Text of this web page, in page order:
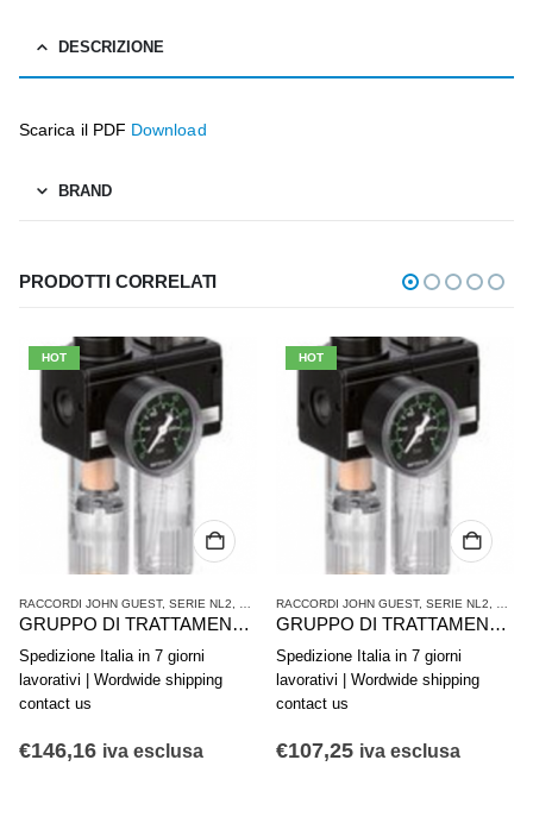
DESCRIZIONE
Scarica il PDF Download
BRAND
PRODOTTI CORRELATI
ARIA COMPRESSA
HOT
RACCORDI JOHN GUEST, SERIE NL2 TRATTAMENTO ARIA COMPRESSA
GRUPPO DI TRATTAMENTO ARIA IN 2 PARTI AVENTICS SERIE NL2-ACD 0821300433
Spedizione Italia in 7 giorni
lavorativi | Wordwide shipping
contact us
€146,16 iva esclusa
HOT
RACCORDI JOHN GUEST, SERIE NL2
GRUPPO DI TRATTAMENTO ARIA IN 2 PARTI AVENTICS SERIE NL2-ACD 0821300400
Spedizione Italia in 7 giorni
lavorativi | Wordwide shipping
contact us
€107,25 iva esclusa